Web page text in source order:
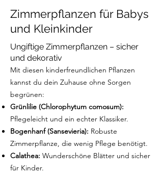
Zimmerpflanzen für Babys
und Kleinkinder
Ungiftige Zimmerpflanzen – sicher
und dekorativ
Mit diesen kinderfreundlichen Pflanzen
kannst du dein Zuhause ohne Sorgen
begrünen:
Grünlilie (Chlorophytum comosum):
Pflegeleicht und ein echter Klassiker.
Bogenhanf (Sansevieria): Robuste
Zimmerpflanze, die wenig Pflege benötigt.
Calathea: Wunderschöne Blätter und sicher
für Kinder.